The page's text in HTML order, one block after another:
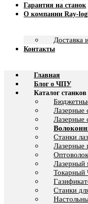
Гарантия на станок
О компании Ray-
Доставка
Контакты
Главная
Блог о ЧПУ
Каталог станков
Лазерные
Лазерные
Станки
Лазерные
Лазерный
Cтанки